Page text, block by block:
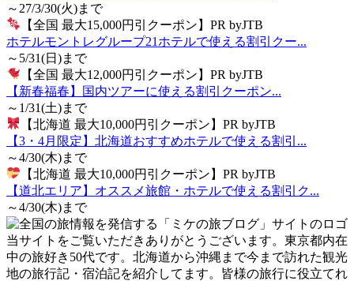
～27/3/30(火)まで
【全国 最大15,000円引クーポン】PR byJTB
ホテルモントレグループ21ホテルで使える割引クー...
～5/31(日)まで
【全国 最大12,000円引クーポン】PR byJTB
【新春福春】国内ツアーに使える割引クーポン...
～1/31(土)まで
【北海道 最大10,000円引クーポン】PR byJTB
【3・4月限定】北海道おすすめホテルで使える割引...
～4/30(木)まで
【北海道 最大10,000円引クーポン】PR byJTB
【道北エリア】オススメ旅館・ホテルで使える割引ク...
～4/30(木)まで
当サイトをご覧いただきありがとうございます。東京都内在
中の旅好き50代です。北海道から沖縄まで今まで訪れた観光
地の旅行記・宿泊記を紹介してます。皆様の旅行に役立てれ